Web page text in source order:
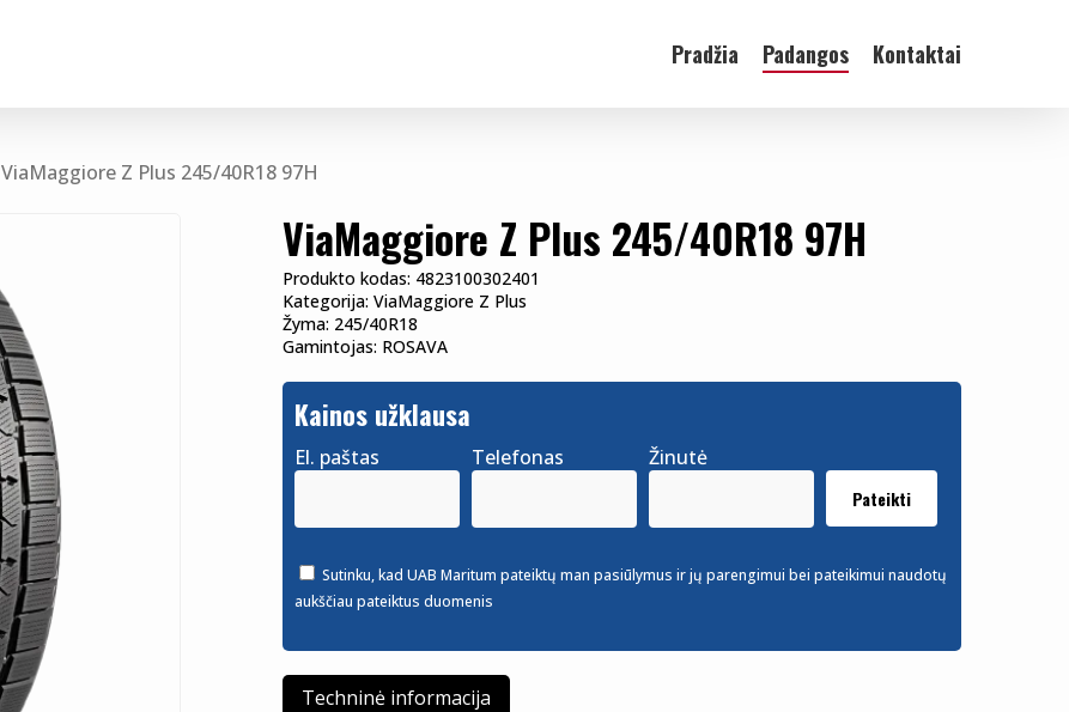
Pradžia Padangos Kontaktai
ViaMaggiore Z Plus 245/40R18 97H
ViaMaggiore Z Plus 245/40R18 97H
Produkto kodas: 4823100302401
Kategorija: ViaMaggiore Z Plus
Žyma: 245/40R18
Gamintojas: ROSAVA
Kainos užklausa
El. paštas Telefonas Žinutė
Sutinku, kad UAB Maritum pateiktų man pasiūlymus ir jų parengimui bei pateikimui naudotų
aukščiau pateiktus duomenis
Techninė informacija